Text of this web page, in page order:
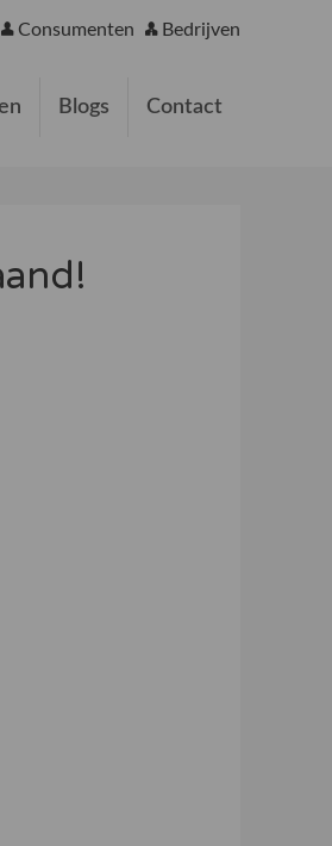
Consumenten Bedrijven
Blogs Contact